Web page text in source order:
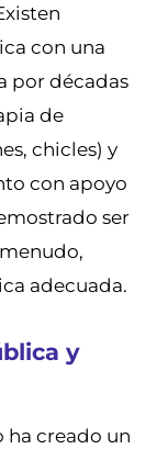
con una
por décadas
de
chicles) y
con apoyo
ser
adecuada.
y
ha creado un